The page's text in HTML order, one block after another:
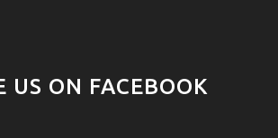
US ON FACEBOOK